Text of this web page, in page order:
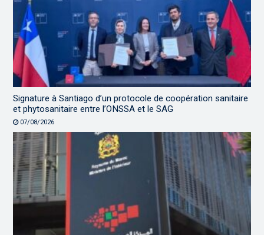
Signature à Santiago d’un protocole de coopération sanitaire
et phytosanitaire entre l’ONSSA et le SAG
07/08/2026